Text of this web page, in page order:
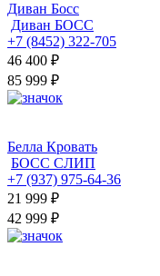
Диван Босс
Диван БОСС
+7 (8452) 322-705
46 400 ₽
85 999 ₽
Белла Кровать
БОСС СЛИП
+7 (937) 975-64-36
21 999 ₽
42 999 ₽